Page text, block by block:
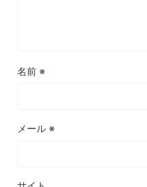
名前 ※
メール ※